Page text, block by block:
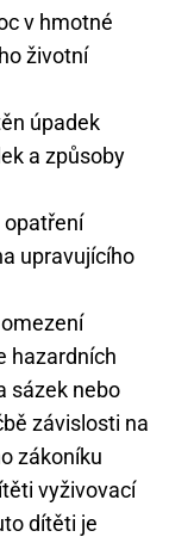
v hmotné
životní
úpadek
a způsoby
opatření
upravujícího
hazardních
sázek nebo
závislosti na
zákoníku
vyživovací
dítěti je